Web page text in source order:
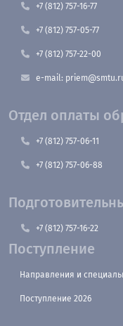
+7 (812) 757-16-77
+7 (812) 757-05-77
+7 (812) 757-22-00
e-mail:
Отдел оплаты
+7 (812) 757-06-11
+7 (812) 757-06-88
+7 (812) 757-16-22
Поступление
Направления и
Поступление 2026